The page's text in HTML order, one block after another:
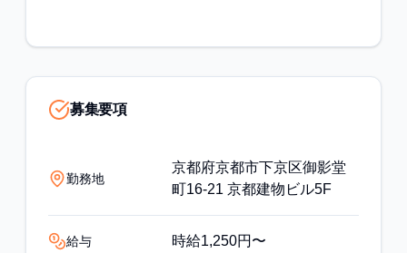
募集要項
勤務地
京都府京都市下京区御影堂
町16-21 京都建物ビル5F
給与 時給1,250円〜